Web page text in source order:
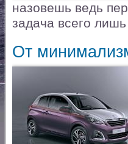
назовешь ведь
задача всего
От